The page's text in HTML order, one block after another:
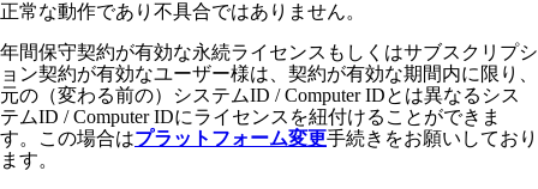
正常な動作であり不具合ではありません。
年間保守契約が有効な永続ライセンスもしくはサブスクリプシ
ョン契約が有効なユーザー様は、契約が有効な期間内に限り、
元の（変わる前の）システムID / Computer IDとは異なるシス
テムID / Computer IDにライセンスを紐付けることができま
す。この場合はプラットフォーム変更手続きをお願いしており
ます。